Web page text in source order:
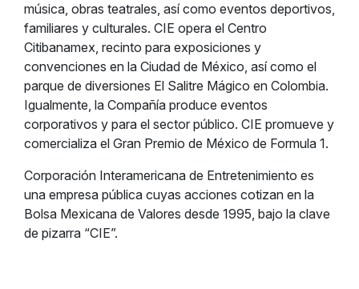
música, obras teatrales, así como eventos deportivos,
familiares y culturales. CIE opera el Centro
Citibanamex, recinto para exposiciones y
convenciones en la Ciudad de México, así como el
parque de diversiones El Salitre Mágico en Colombia.
Igualmente, la Compañía produce eventos
corporativos y para el sector público. CIE promueve y
comercializa el Gran Premio de México de Formula 1.
Corporación Interamericana de Entretenimiento es
una empresa pública cuyas acciones cotizan en la
Bolsa Mexicana de Valores desde 1995, bajo la clave
de pizarra “CIE”.